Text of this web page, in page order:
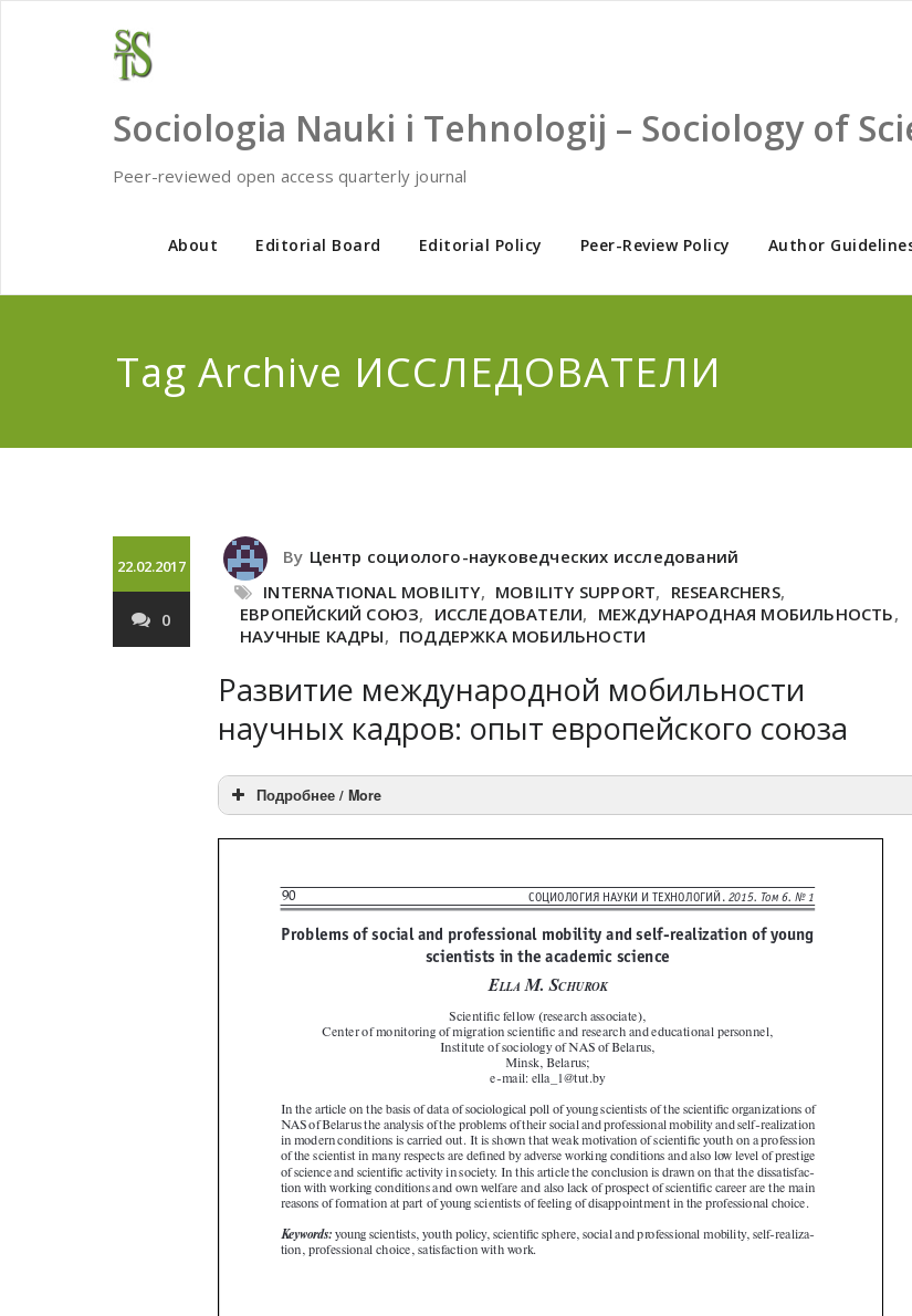
Sociologia Nauki i Tehnologij – Sociology of
Peer-reviewed open access quarterly journal
About Editorial Board Editorial Policy Peer-Review Policy Author
Tag Archive ИССЛЕДОВАТЕЛИ
22.02.2017
0
By Центр социолого-науковедческих исследований
INTERNATIONAL MOBILITY, MOBILITY SUPPORT, RESEARCHERS,
ЕВРОПЕЙСКИЙ СОЮЗ, ИССЛЕДОВАТЕЛИ, МЕЖДУНАРОДНАЯ МОБИЛЬНОСТЬ,
НАУЧНЫЕ КАДРЫ, ПОДДЕРЖКА МОБИЛЬНОСТИ
Развитие международной мобильности
научных кадров: опыт европейского союза
Подробнее / More